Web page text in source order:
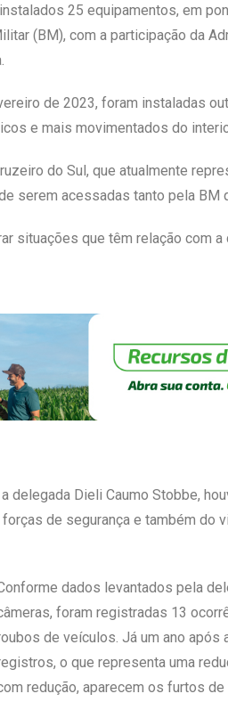
25 equipamentos, em
(BM), com a participação da
de 2023, foram instaladas
e mais movimentados do
do Sul, que atualmente
serem acessadas tanto pela BM
situações que têm relação com
delegada Dieli Caumo Stobbe,
de segurança e também do
dados levantados pela
foram registradas 13
de veículos. Já um ano
o que representa uma
redução, aparecem os furtos